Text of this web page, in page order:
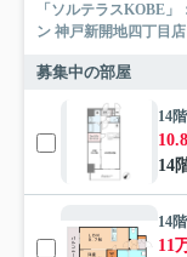
「ソルテラスKOBE
ン 神戸新開地四丁目
募集中の部屋
14階
14
14階
11